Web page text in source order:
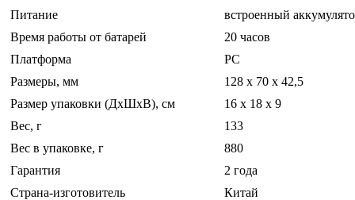
Питание
встроенный
Время работы от батарей
20 часов
Платформа
PC
Размеры, мм
128 x 70 x 42,5
Размер упаковки (ДхШхВ), см
16 x 18 x 9
Вес, г
133
Вес в упаковке, г
880
Гарантия
2 года
Страна-изготовитель
Китай